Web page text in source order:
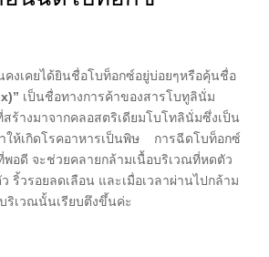
คงเคยได้ยินชื่อโบท็อกซ์อยู่บ่อยๆหรือคุ้นชื่อ
เป็นชื่อทางการค้าของสารโบทูลินั่ม
ร้างมาจากคลอสตริเดียมโบโทลินั่มซึ่งเป็น
ให้เกิดโรคอาหารเป็นพิษ การฉีดโบท็อกซ์
ดี จะช่วยคลายกล้ามเนื้อบริเวณที่หดตัว
ริ้วรอยลดเลือน และเมื่อเวลาผ่านไปกล้าม
ริเวณนั้นเรียบตึงขึ้นค่ะ